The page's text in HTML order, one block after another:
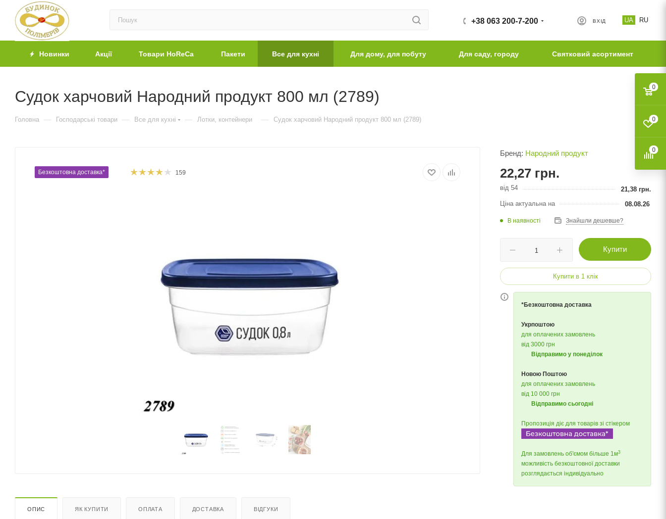
UA RU
ВХІД
+38 063 200-7-200
Новинки Акції Товари HoReCa Пакети Все для кухні Для дому, для побуту Для саду, городу Святковий асортимент
Судок харчовий Народний продукт 800 мл (2789)
Головна — Господарські товари — Все для кухні — Лотки, контейнери — Судок харчовий Народний продукт 800 мл (2789)
Безкоштовна доставка* 159
ОПИС ЯК КУПИТИ ОПЛАТА ДОСТАВКА ВІДГУКИ
Бренд: Народний продукт
22,27 грн.
від 54 21,38 грн.
Ціна актуальна на
08.08.26
В наявності Знайшли дешевше?
Купити
Купити в 1 клік
*Безкоштовна доставка
Укрпоштою
для оплачених замовлень
від 3000 грн
Відправимо у понеділок
Новою Поштою
для оплачених замовлень
від 10 000 грн
Відправимо сьогодні
Пропозиція діє для товарів зі стікером
Для замовлень об'ємом більше 1м3
можливість безкоштовної доставки
розглядається індивідуально
0
0
0